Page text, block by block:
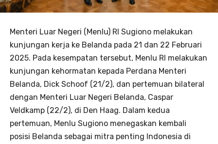
Menteri Luar Negeri (Menlu) RI Sugiono melakukan
kunjungan kerja ke Belanda pada 21 dan 22 Februari
2025. Pada kesempatan tersebut, Menlu RI melakukan
kunjungan kehormatan kepada Perdana Menteri
Belanda, Dick Schoof (21/2), dan pertemuan bilateral
dengan Menteri Luar Negeri Belanda, Caspar
Veldkamp (22/2), di Den Haag. Dalam kedua
pertemuan, Menlu Sugiono menegaskan kembali
posisi Belanda sebagai mitra penting Indonesia di